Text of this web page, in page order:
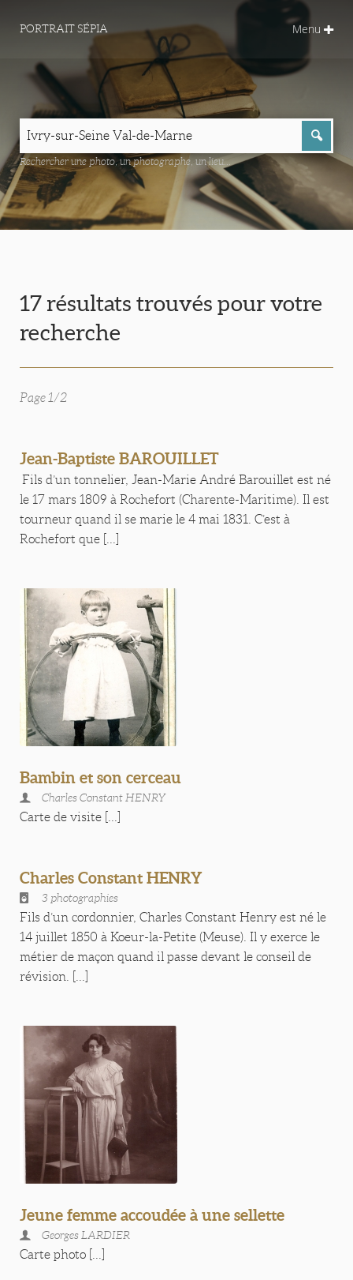
PORTRAIT SÉPIA Menu
Rechercher une photo, un photographe, un lieu...
17 résultats trouvés pour votre
recherche
Page 1/2
Jean-Baptiste BAROUILLET
Fils d’un tonnelier, Jean-Marie André Barouillet est né
le 17 mars 1809 à Rochefort (Charente-Maritime). Il est
tourneur quand il se marie le 4 mai 1831. C’est à
Rochefort que [...]
Bambin et son cerceau
Charles Constant HENRY
Carte de visite [...]
Charles Constant HENRY
3 photographies
Fils d’un cordonnier, Charles Constant Henry est né le
14 juillet 1850 à Koeur-la-Petite (Meuse). Il y exerce le
métier de maçon quand il passe devant le conseil de
révision. [...]
Jeune femme accoudée à une sellette
Georges LARDIER
Carte photo [...]